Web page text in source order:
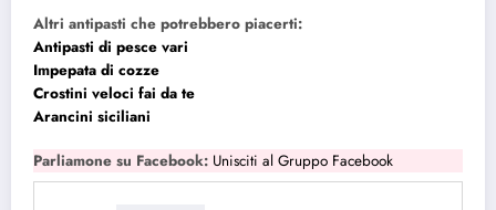
Altri antipasti che potrebbero piacerti:
Antipasti di pesce vari
Impepata di cozze
Crostini veloci fai da te
Arancini siciliani
Parliamone su Facebook: Unisciti al Gruppo Facebook